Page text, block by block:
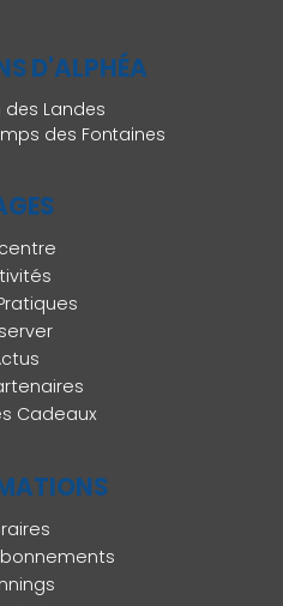
D'ALPHÉA
des Landes
des Fontaines
Cadeaux